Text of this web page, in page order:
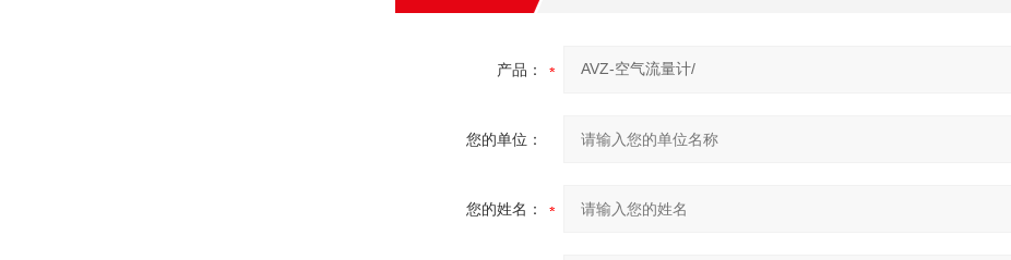
产品：
您的单位：
您的姓名：